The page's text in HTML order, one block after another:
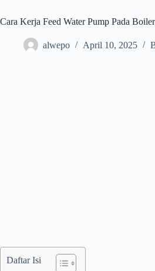
Cara Kerja Feed Water Pump Pada Boiler
alwepo April 10, 2025
Daftar Isi